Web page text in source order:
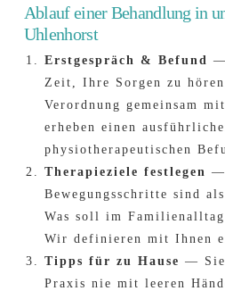
Ablauf einer Behandlung in
Uhlenhorst
Erstgespräch & Befund —
Zeit, Ihre Sorgen zu
Verordnung gemeinsam
erheben einen
physiotherapeutischen
Therapieziele festlegen —
Bewegungs­schritte sind
Was soll im Familien­alltag
Wir definieren mit Ihnen
Tipps für zu Hause — Sie
Praxis nie mit leeren